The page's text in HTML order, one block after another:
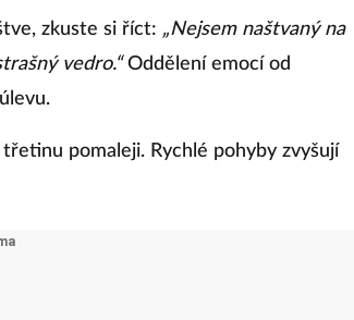
zkuste si říct: „Nejsem naštvaný na
vedro.“Oddělení emocí od
pomaleji. Rychlé pohyby zvyšují